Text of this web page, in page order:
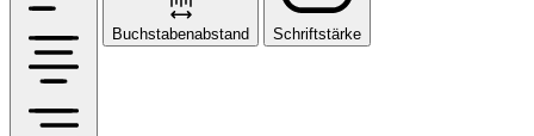
Buchstabenabstand Schriftstärke